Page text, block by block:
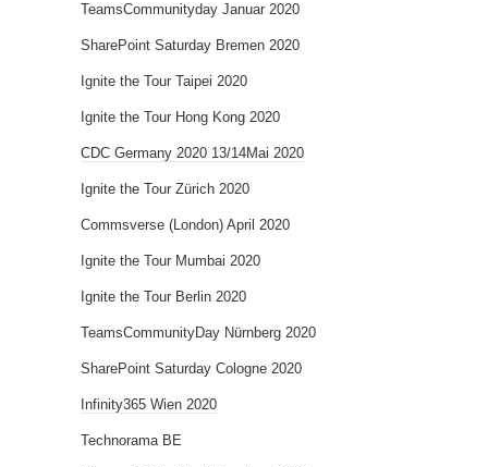
TeamsCommunityday Januar 2020
SharePoint Saturday Bremen 2020
Ignite the Tour Taipei 2020
Ignite the Tour Hong Kong 2020
CDC Germany 2020 13/14Mai 2020
Ignite the Tour Zürich 2020
Commsverse (London) April 2020
Ignite the Tour Mumbai 2020
Ignite the Tour Berlin 2020
TeamsCommunityDay Nürnberg 2020
SharePoint Saturday Cologne 2020
Infinity365 Wien 2020
Technorama BE